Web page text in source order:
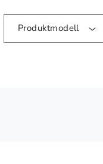
Produktmodell